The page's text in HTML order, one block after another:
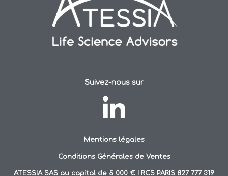
Suivez-nous sur
Mentions légales
Conditions Générales de Ventes
ATESSIA SAS au capital de 5 000 € I RCS PARIS 827 777 319